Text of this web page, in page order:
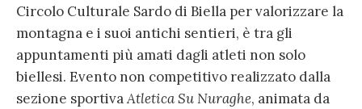
Circolo Culturale Sardo di Biella per valorizzare la
montagna e i suoi antichi sentieri, è tra gli
appuntamenti più amati dagli atleti non solo
biellesi. Evento non competitivo realizzato dalla
sezione sportivaAtletica Su Nuraghe, animata da